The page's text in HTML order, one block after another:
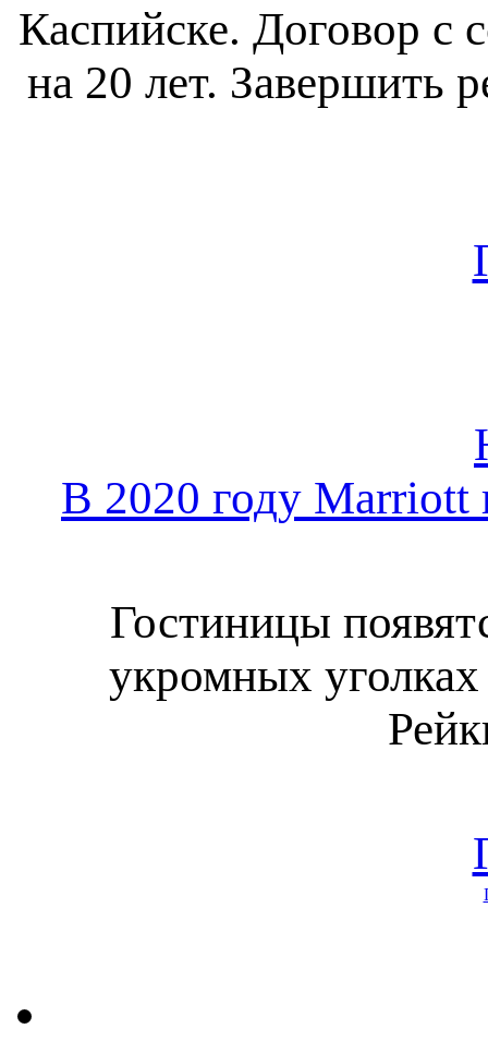
Каспийске. Договор с
на 20 лет. Завершить
В 2020 году Marriott
Гостиницы
укромных